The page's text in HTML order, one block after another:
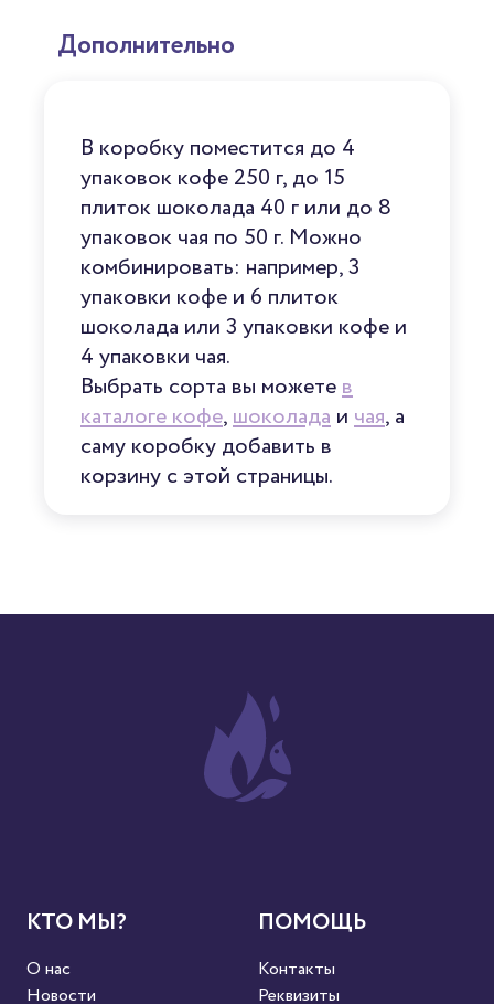
Дополнительно
В коробку поместится до 4
упаковок кофе 250 г, до 15
плиток шоколада 40 г или до 8
упаковок чая по 50 г. Можно
комбинировать: например, 3
упаковки кофе и 6 плиток
шоколада или 3 упаковки кофе и
4 упаковки чая.
Выбрать сорта вы можетев
каталоге кофе,шоколада и чая, а
саму коробку добавить в
корзину с этой страницы.
КТО МЫ?
О нас
Новости
ПОМОЩЬ
Контакты
Реквизиты